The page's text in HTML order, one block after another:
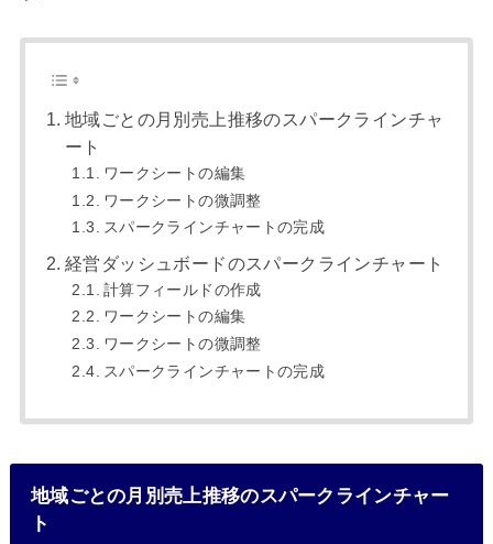
地域ごとの月別売上推移のスパークラインチャ
ート
ワークシートの編集
ワークシートの微調整
スパークラインチャートの完成
経営ダッシュボードのスパークラインチャート
計算フィールドの作成
ワークシートの編集
ワークシートの微調整
スパークラインチャートの完成
地域ごとの月別売上推移のスパークラインチャー
ト